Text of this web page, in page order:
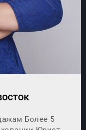
Более 5